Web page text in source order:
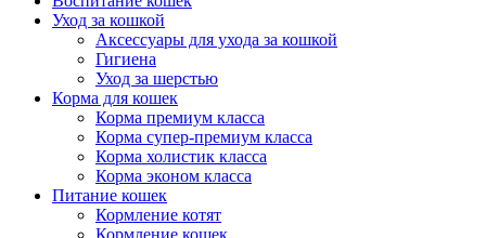
Уход за кошкой
Аксессуары для ухода за кошкой
Гигиена
Уход за шерстью
Корма для кошек
Корма премиум класса
Корма супер-премиум класса
Корма холистик класса
Корма эконом класса
Питание кошек
Кормление котят
Кормление кошек